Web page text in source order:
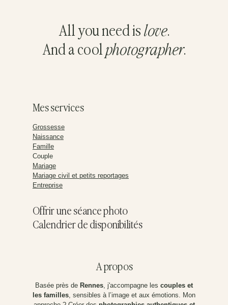
All you need is love.
And a coolphotographer.
Mes services
Grossesse
Naissance
Famille
Couple
Mariage
Mariage civil et petits reportages
Entreprise
Offrir une séance photo
Calendrier de disponibilités
A propos
Basée près de Rennes, j'accompagne les couples et
les familles, sensibles à l’image et aux émotions. Mon